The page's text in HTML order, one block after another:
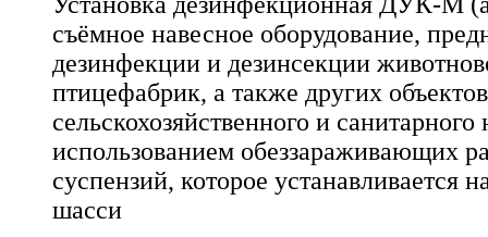
съёмное навесное оборудование,
дезинфекции и дезинсекции
птицефабрик, а также других объектов
сельскохозяйственного и санитарного
использованием обеззараживающих
суспензий, которое устанавливается
шасси